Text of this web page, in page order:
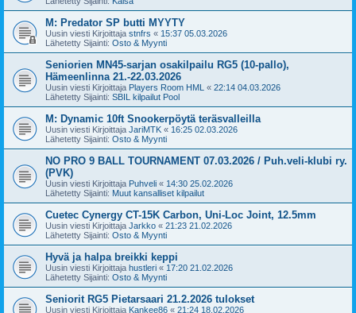
M: Predator SP butti MYYTY
Uusin viesti Kirjoittaja stnfrs « 15:37 05.03.2026
Lähetetty Sijainti: Osto & Myynti
Seniorien MN45-sarjan osakilpailu RG5 (10-pallo),
Hämeenlinna 21.-22.03.2026
Uusin viesti Kirjoittaja Players Room HML « 22:14 04.03.2026
Lähetetty Sijainti: SBIL kilpailut Pool
M: Dynamic 10ft Snookerpöytä teräsvalleilla
Uusin viesti Kirjoittaja JariMTK « 16:25 02.03.2026
Lähetetty Sijainti: Osto & Myynti
NO PRO 9 BALL TOURNAMENT 07.03.2026 / Puh.veli-klubi ry.
(PVK)
Uusin viesti Kirjoittaja Puhveli « 14:30 25.02.2026
Lähetetty Sijainti: Muut kansalliset kilpailut
Cuetec Cynergy CT-15K Carbon, Uni-Loc Joint, 12.5mm
Uusin viesti Kirjoittaja Jarkko « 21:23 21.02.2026
Lähetetty Sijainti: Osto & Myynti
Hyvä ja halpa breikki keppi
Uusin viesti Kirjoittaja hustleri « 17:20 21.02.2026
Lähetetty Sijainti: Osto & Myynti
Seniorit RG5 Pietarsaari 21.2.2026 tulokset
Uusin viesti Kirjoittaja Kankee86 « 21:24 18.02.2026